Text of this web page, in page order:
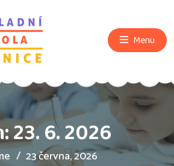
Menu
23. 6. 2026
23 června, 2026